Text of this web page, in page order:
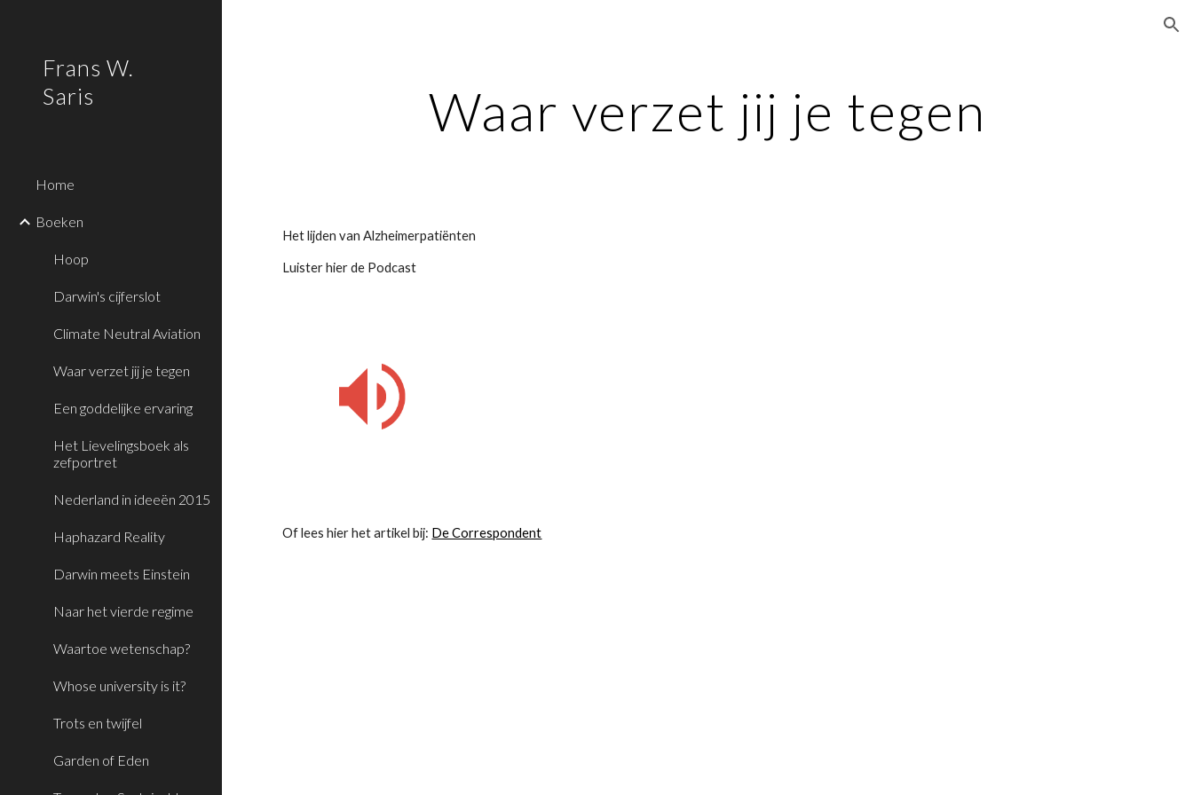
Frans W.
Saris
Home
Boeken
Hoop
Darwin's cijferslot
Climate Neutral Aviation
Waar verzet jij je tegen
Een goddelijke ervaring
Het Lievelingsboek als
zefportret
Nederland in ideeën 2015
Haphazard Reality
Darwin meets Einstein
Naar het vierde regime
Waartoe wetenschap?
Whose university is it?
Trots en twijfel
Garden of Eden
Waar verzet jij je tegen
Het lijden van Alzheimerpatiënten
Luister hier de Podcast
Of lees hier het artikel bij: De Correspondent